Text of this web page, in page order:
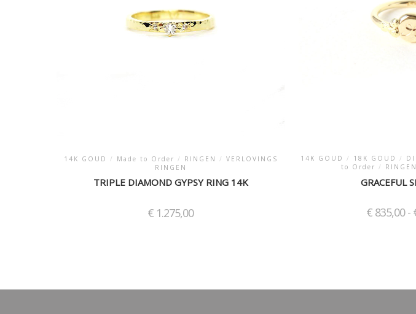
14K GOUD / Made to Order / RINGEN / VERLOVINGS
RINGEN
TRIPLE DIAMOND GYPSY RING 14K
€ 1.275,00
14K GOUD / 18K GOUD /
to Order / RINGEN
GRACEFUL
€ 835,00 -